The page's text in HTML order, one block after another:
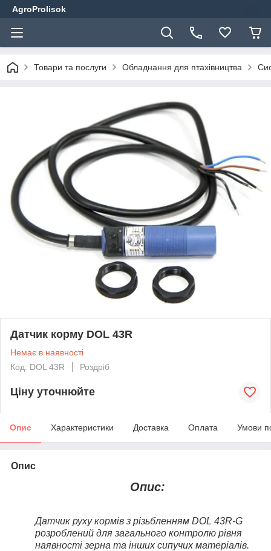
AgroProlisok
Товари та послуги Обладнання для птахівництва
Датчик корму DOL 43R
Немає в наявності
Код: DOL 43R
Роздріб
Ціну уточнюйте
Опис Характеристики Доставка Оплата Умови
Опис
Опис:
Датчик руху кормів з різьбленням DOL 43R-G
розроблений для загального контролю рівня
наявності зерна та інших сипучих матеріалів.